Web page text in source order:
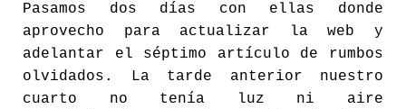
Pasamos dos días con ellas donde
aprovecho para actualizar la web y
adelantar el séptimo artículo de rumbos
olvidados. La tarde anterior nuestro
cuarto no tenía luz ni aire